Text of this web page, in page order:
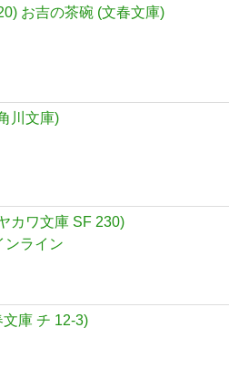
お吉の茶碗 (文春文庫)
川文庫)
カワ文庫 SF 230)
ンライン
庫 チ 12-3)